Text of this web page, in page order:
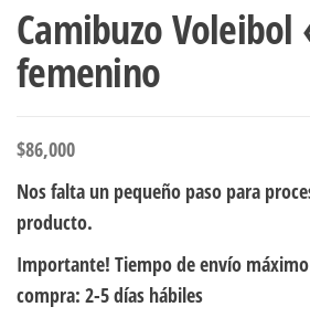
Camibuzo Voleibol
femenino
$86,000
Nos falta un pequeño paso para
producto.
Importante! Tiempo de envío
compra: 2-5 días hábiles